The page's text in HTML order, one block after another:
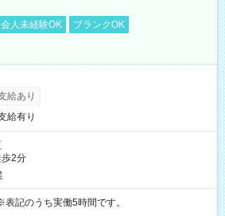
人未経験OK
ブランクOK
給あり
給有り
2分
～15:00 ※表記のうち実働5時間です。